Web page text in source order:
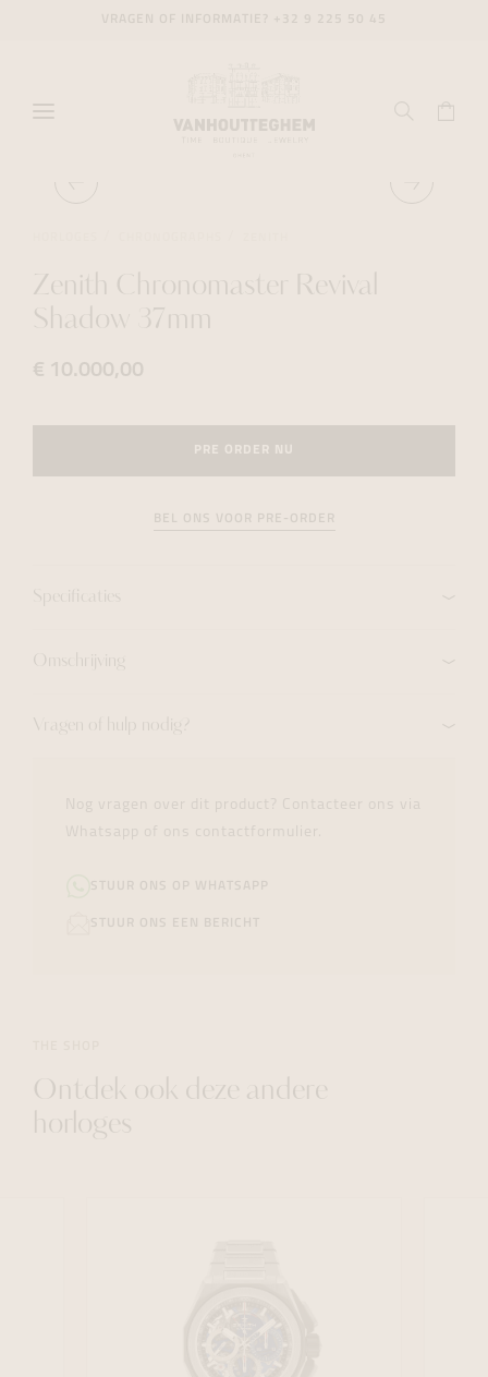
Zenith Chronomaster Revival
Shadow 37mm
€ 10.000,00
PRE ORDER NU
BEL ONS VOOR PRE-ORDER
Specificaties
Omschrijving
Vragen of hulp nodig?
Ontdek ook deze andere
horloges